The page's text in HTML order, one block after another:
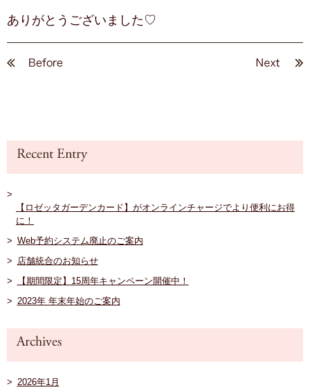
ありがとうございました♡
【ロゼッタガーデンカード】がオンラインチャージでより便利にお得
に！
Web予約システム廃止のご案内
店舗統合のお知らせ
【期間限定】15周年キャンペーン開催中！
2023年 年末年始のご案内
2026年1月